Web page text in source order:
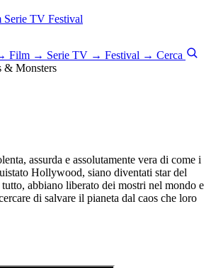
Serie TV Festival
Film → Serie TV → Festival → Cerca
& Monsters
assurda e assolutamente vera di come i
Hollywood, siano diventati star del
abbiano liberato dei mostri nel mondo e
di salvare il pianeta dal caos che loro